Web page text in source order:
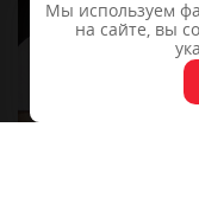
Мы используем
на сайте, вы